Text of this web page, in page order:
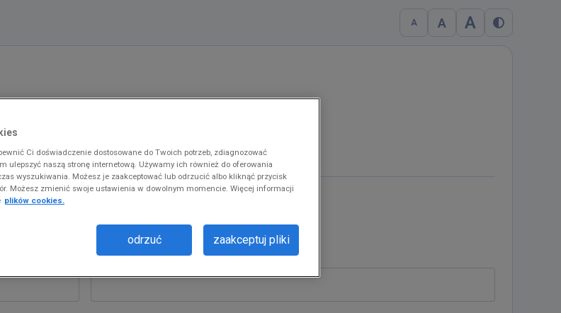
A A A
/ pracownica produkcji
Nazwisko *
Ci doświadczenie dostosowane do Twoich potrzeb, zdiagnozować
ulepszyć naszą stronę internetową. Używamy ich również do oferowania
wyszukiwania. Możesz je zaakceptować lub odrzucić albo kliknąć przycisk
Możesz zmienić swoje ustawienia w dowolnym momencie. Więcej informacji
plików cookies.
odrzuć zaakceptuj pliki